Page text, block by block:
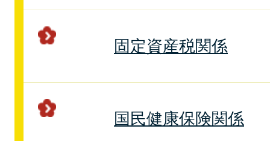
固定資産税関係
国民健康保険関係